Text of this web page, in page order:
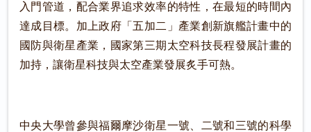
入門管道，配合業界追求效率的特性，在最短的時間內
達成目標。加上政府「五加二」產業創新旗艦計畫中的
國防與衛星產業，國家第三期太空科技長程發展計畫的
加持，讓衛星科技與太空產業發展炙手可熱。
中央大學曾參與福爾摩沙衛星一號、二號和三號的科學